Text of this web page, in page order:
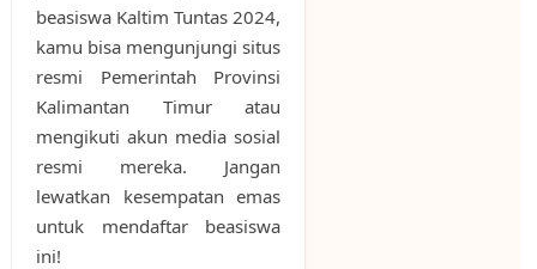
beasiswa Kaltim Tuntas 2024,
kamu bisa mengunjungi situs
resmi Pemerintah Provinsi
Kalimantan Timur atau
mengikuti akun media sosial
resmi mereka. Jangan
lewatkan kesempatan emas
untuk mendaftar beasiswa
ini!